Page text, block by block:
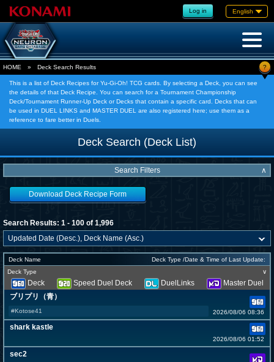
Log in English
HOME » Deck Search Results ?
This is a list of Deck Recipes for Yu-Gi-Oh! TCG cards. By selecting a Deck, you can see
the details of that Deck Recipe. You can search for a Tournament Championship
Deck/Tournament Runner-Up Deck or Decks that contain a specific card. Decks that can
be used in DUEL LINKS and MASTER DUEL are also registered here; use them as a
reference to fare better in Duels.
Deck Search (Deck List)
Search Filters ∧
Download Deck Recipe Form
Search Results: 1 - 100 of 1,996
Deck Name
Deck Type /Date & Time of Last Update:
Deck Type
∨
Deck Speed Duel Deck DuelLinks
Master Duel
ブリプリ（青）
#Kotose41 2026/08/06 08:36
shark kastle
2026/08/06 01:52
sec2